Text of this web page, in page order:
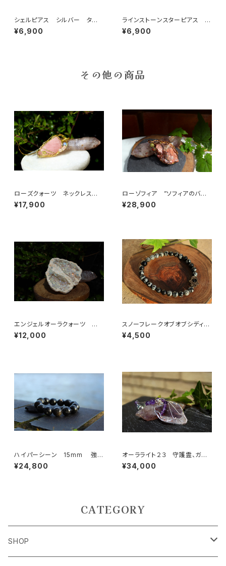
シェルピアス シルバー ター
コイズ
¥6,900
ラインストーンスターピアス 水
晶
¥6,900
その他の商品
ローズクォーツ ネックレス
慈愛、優しさ、和やかさ、女性性、
恋愛に絶大な効果
¥17,900
ローゾフィア ”ソフィアのバラ”
世界の調和、愛、美の意識、真実
¥28,900
エンジェルオーラクォーツ ジ
オード
¥12,000
スノーフレークオブオブシディア
ン6mm ハムサハンド
¥4,500
ハイパーシーン 15mm 強い
意思と精神力、超越したパワー
¥24,800
オーラライト２３ 守護霊、ガイ
ドと繋げ、自身の内側への旅へ
と誘導する石
¥34,000
CATEGORY
SHOP